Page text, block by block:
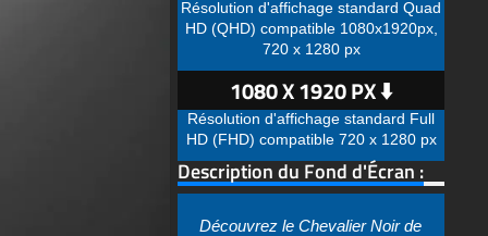
Résolution d'affichage standard Quad
HD (QHD) compatible 1080x1920px,
720 x 1280 px
1080 X 1920 PX ⬇️
Résolution d'affichage standard Full
HD (FHD) compatible 720 x 1280 px
Description du Fond d'Écran :
Découvrez le Chevalier Noir de